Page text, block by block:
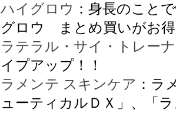
ハイグロウ ：身長のこと
グロウ まとめ買いがお
ラテラル・サイ・トレー
イプアップ！！
ラメンテ スキンケア ：ラ
ューティカルＤＸ」、「